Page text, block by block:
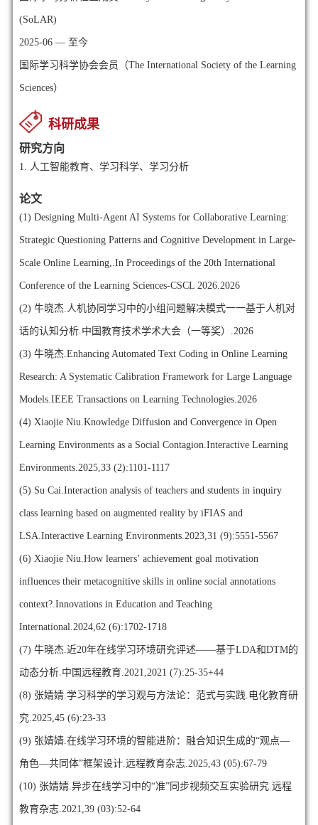
(SoLAR)
2025-06 — 至今
国际学习科学协会会员（The International Society of the Learning
Sciences）
科研成果
研究方向
1. 人工智能教育、学习科学、学习分析
论文
(1) Designing Multi-Agent AI Systems for Collaborative Learning:
Strategic Questioning Patterns and Cognitive Development in Large-
Scale Online Learning,.In Proceedings of the 20th International
Conference of the Learning Sciences-CSCL 2026.2026
(2) 牛晓杰.人机协同学习中的小组问题解决模式一一基于人机对
话的认知分析.中国教育技术学术大会（一等奖）.2026
(3) 牛晓杰.Enhancing Automated Text Coding in Online Learning
Research: A Systematic Calibration Framework for Large Language
Models.IEEE Transactions on Learning Technologies.2026
(4) Xiaojie Niu.Knowledge Diffusion and Convergence in Open
Learning Environments as a Social Contagion.Interactive Learning
Environments.2025,33 (2):1101-1117
(5) Su Cai.Interaction analysis of teachers and students in inquiry
class learning based on augmented reality by iFIAS and
LSA.Interactive Learning Environments.2023,31 (9):5551-5567
(6) Xiaojie Niu.How learners’ achievement goal motivation
influences their metacognitive skills in online social annotations
context?.Innovations in Education and Teaching
International.2024,62 (6):1702-1718
(7) 牛晓杰.近20年在线学习环境研究评述——基于LDA和DTM的
动态分析.中国远程教育.2021,2021 (7):25-35+44
(8) 张婧婧.学习科学的学习观与方法论：范式与实践.电化教育研
究.2025,45 (6):23-33
(9) 张婧婧.在线学习环境的智能进阶：融合知识生成的“观点—
角色—共同体”框架设计.远程教育杂志.2025,43 (05):67-79
(10) 张婧婧.异步在线学习中的“准”同步视频交互实验研究.远程
教育杂志.2021,39 (03):52-64